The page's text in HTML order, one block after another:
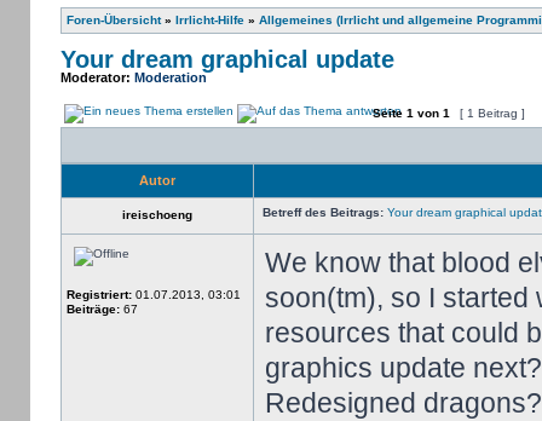
Foren-Übersicht» Irrlicht-Hilfe» Allgemeines (Irrlicht und allgemeine
Your dream graphical update
Moderator: Moderation
Seite 1 von 1 [ 1 Beitrag ]
Autor
ireischoeng Betreff des Beitrags: Your dream graphical
Registriert:01.07.2013, 03:01
Beiträge:67
We know that blood
soon(tm), so I started
resources that could
graphics update
Redesigned